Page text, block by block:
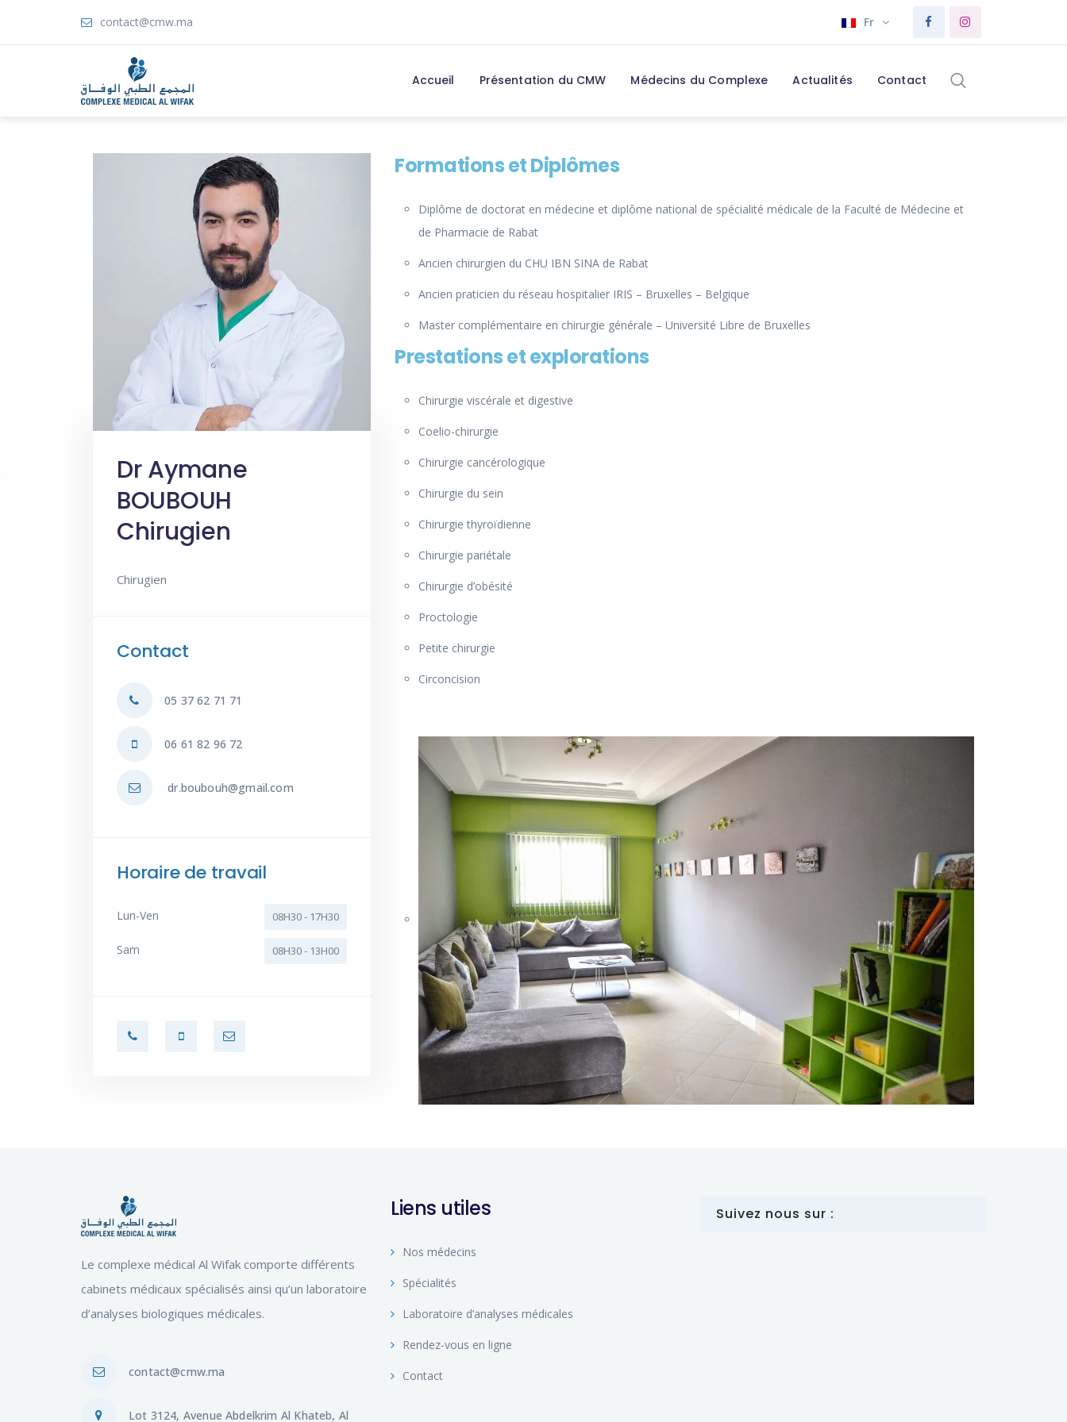
contact@cmw.ma Fr
Accueil Présentation du CMW Médecins du Complexe Actualités Contact
Dr Aymane
BOUBOUH
Chirugien
Chirugien
Contact
05 37 62 71 71
06 61 82 96 72
dr.boubouh@gmail.com
Horaire de travail
Lun-Ven 08H30 - 17H30
Sam 08H30 - 13H00
Formations et Diplômes
Diplôme de doctorat en médecine et diplôme national de spécialité médicale de la Faculté de Médecine et
de Pharmacie de Rabat
Ancien chirurgien du CHU IBN SINA de Rabat
Ancien praticien du réseau hospitalier IRIS – Bruxelles – Belgique
Master complémentaire en chirurgie générale – Université Libre de Bruxelles
Prestations et explorations
Chirurgie viscérale et digestive
Coelio-chirurgie
Chirurgie cancérologique
Chirurgie du sein
Chirurgie thyroïdienne
Chirurgie pariétale
Chirurgie d’obésité
Proctologie
Petite chirurgie
Circoncision
Le complexe médical Al Wifak comporte différents
cabinets médicaux spécialisés ainsi qu’un laboratoire
d’analyses biologiques médicales.
contact@cmw.ma
Lot 3124, Avenue Abdelkrim Al Khateb, Al
Liens utiles
Nos médecins
Spécialités
Laboratoire d’analyses médicales
Rendez-vous en ligne
Contact
Suivez nous sur :